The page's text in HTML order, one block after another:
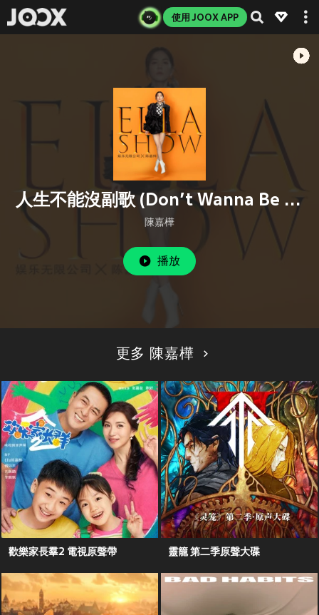
使用 JOOX APP
人生不能沒副歌 (Don’t Wanna Be A Song Without A Chorus)
陳嘉樺
播放
更多 陳嘉樺
歡樂家長羣2 電視原聲帶 靈籠 第二季原聲大碟